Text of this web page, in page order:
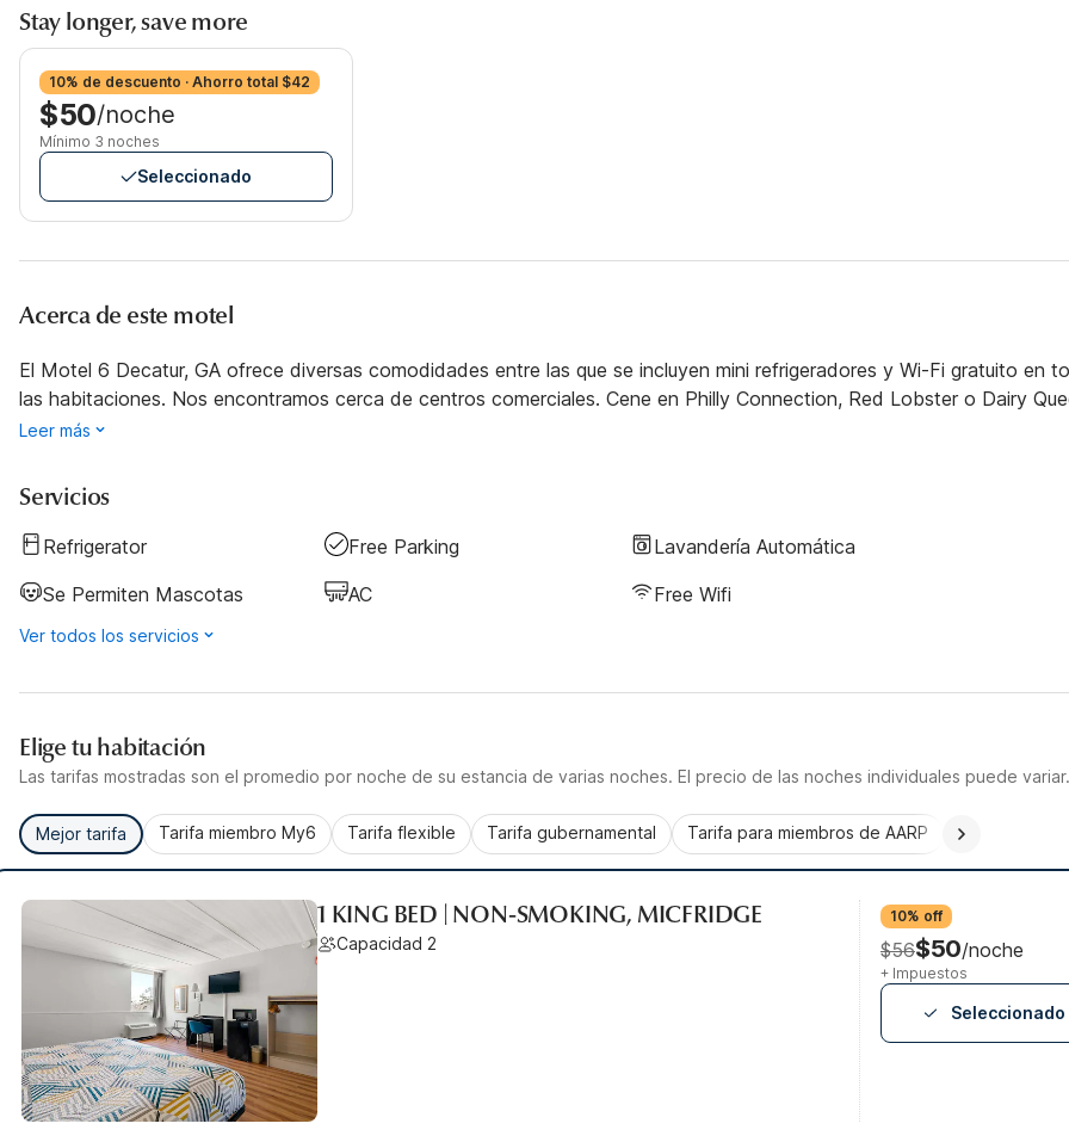
Stay longer, save more
10% de descuento · Ahorro total $42
$50/noche
Mínimo 3 noches
Seleccionado
Acerca de este motel
El Motel 6 Decatur, GA ofrece diversas comodidades entre las que se incluyen mini refrigeradores y Wi-Fi gratuito en
las habitaciones. Nos encontramos cerca de centros comerciales. Cene en Philly Connection, Red Lobster o Dairy
Leer más
Servicios
Refrigerator Free Parking
Lavandería Automática
Se Permiten Mascotas
AC Free Wifi
Ver todos los servicios
Elige tu habitación
Las tarifas mostradas son el promedio por noche de su estancia de varias noches. El precio de las noches individuales puede variar.
Mejor tarifa Tarifa miembro My6 Tarifa flexible Tarifa gubernamental Tarifa para miembros de AARP
1 KING BED | NON-SMOKING, MICFRIDGE
Capacidad 2
10% off
$56$50/noche
+ Impuestos
Seleccionado